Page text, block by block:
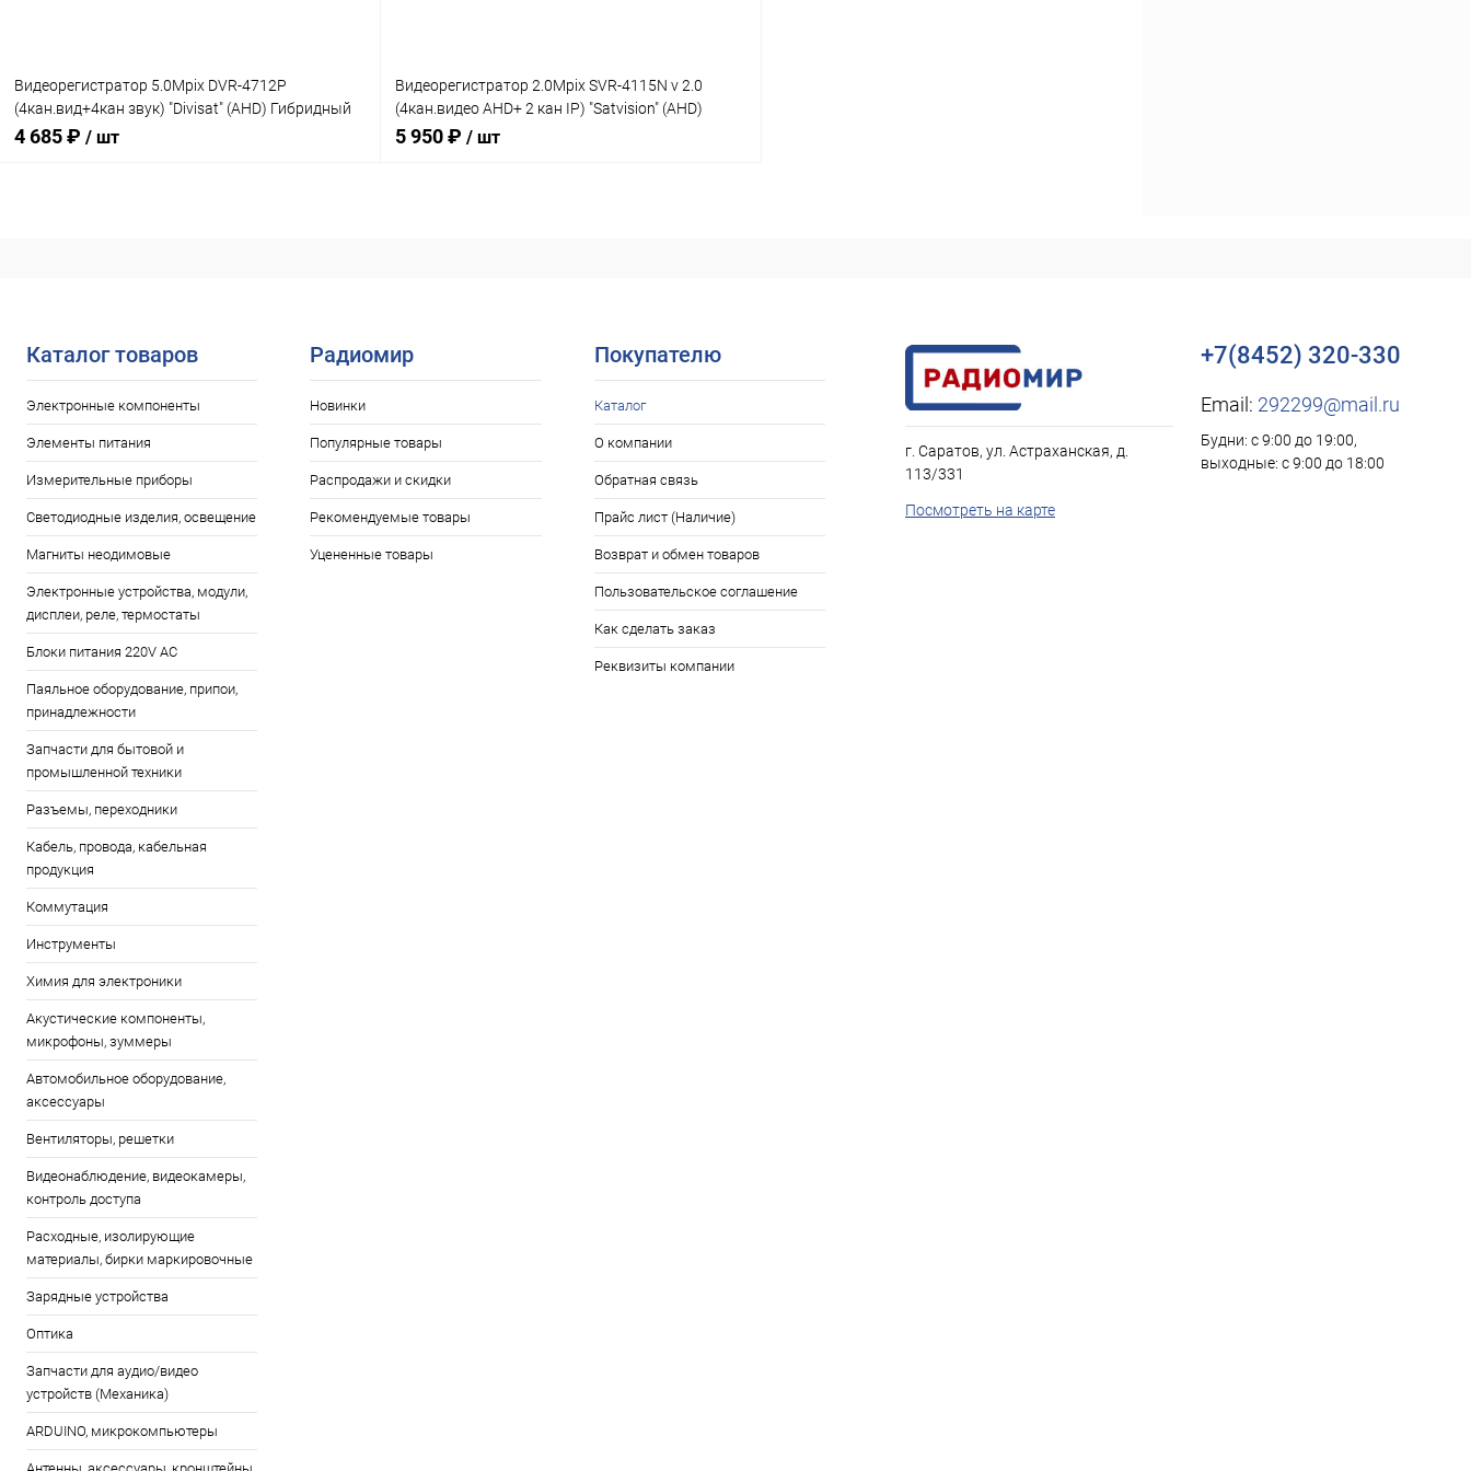
Видеорегистратор 5.0Mpix DVR-4712P
(4кан.вид+4кан звук) "Divisat" (AHD) Гибридный
VGA;HDMI
4 685 ₽ / шт
Видеорегистратор 2.0Mpix SVR-4115N v 2.0
(4кан.видео AHD+ 2 кан IP) "Satvision" (AHD)
Гибридный;VGA;HDMI/Кодек
5 950 ₽ / шт
Каталог товаров
Электронные компоненты
Элементы питания
Измерительные приборы
Светодиодные изделия, освещение
Магниты неодимовые
Электронные устройства, модули,
дисплеи, реле, термостаты
Блоки питания 220V AC
Паяльное оборудование, припои,
принадлежности
Запчасти для бытовой и
промышленной техники
Разъемы, переходники
Кабель, провода, кабельная
продукция
Коммутация
Инструменты
Химия для электроники
Акустические компоненты,
микрофоны, зуммеры
Автомобильное оборудование,
аксессуары
Вентиляторы, решетки
Видеонаблюдение, видеокамеры,
контроль доступа
Расходные, изолирующие
материалы, бирки маркировочные
Зарядные устройства
Оптика
Запчасти для аудио/видео
устройств (Механика)
ARDUINO, микрокомпьютеры
Радиомир
Новинки
Популярные товары
Распродажи и скидки
Рекомендуемые товары
Уцененные товары
Покупателю
Каталог
О компании
Обратная связь
Прайс лист (Наличие)
Возврат и обмен товаров
Пользовательское соглашение
Как сделать заказ
Реквизиты компании
г. Саратов, ул. Астраханская, д.
113/331
Посмотреть на карте
+7(8452) 320-330
Email: 292299@mail.ru
Будни: с 9:00 до 19:00,
выходные: с 9:00 до 18:00